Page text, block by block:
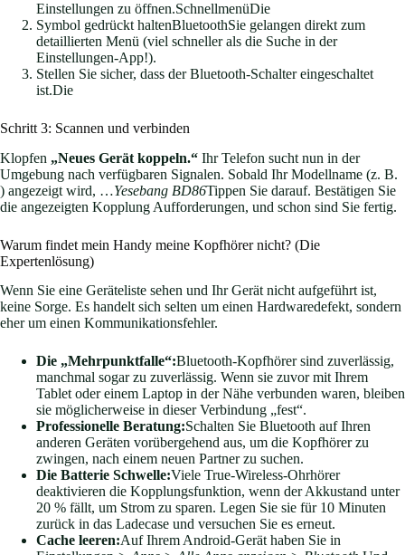
Einstellungen zu öffnen.SchnellmenüDie
Symbol gedrückt haltenBluetoothSie gelangen direkt zum
detaillierten Menü (viel schneller als die Suche in der
Einstellungen-App!).
Stellen Sie sicher, dass der Bluetooth-Schalter eingeschaltet
ist.Die
Schritt 3: Scannen und verbinden
Klopfen „Neues Gerät koppeln.“ Ihr Telefon sucht nun in der
Umgebung nach verfügbaren Signalen. Sobald Ihr Modellname (z. B.
) angezeigt wird, …Yesebang BD86Tippen Sie darauf. Bestätigen Sie
die angezeigten Kopplung Aufforderungen, und schon sind Sie fertig.
Warum findet mein Handy meine Kopfhörer nicht? (Die
Expertenlösung)
Wenn Sie eine Geräteliste sehen und Ihr Gerät nicht aufgeführt ist,
keine Sorge. Es handelt sich selten um einen Hardwaredefekt, sondern
eher um einen Kommunikationsfehler.
Die „Mehrpunktfalle“:Bluetooth-Kopfhörer sind zuverlässig,
manchmal sogar zu zuverlässig. Wenn sie zuvor mit Ihrem
Tablet oder einem Laptop in der Nähe verbunden waren, bleiben
sie möglicherweise in dieser Verbindung „fest“.
Professionelle Beratung:Schalten Sie Bluetooth auf Ihren
anderen Geräten vorübergehend aus, um die Kopfhörer zu
zwingen, nach einem neuen Partner zu suchen.
Die Batterie Schwelle:Viele True-Wireless-Ohrhörer
deaktivieren die Kopplungsfunktion, wenn der Akkustand unter
20 % fällt, um Strom zu sparen. Legen Sie sie für 10 Minuten
zurück in das Ladecase und versuchen Sie es erneut.
Cache leeren:Auf Ihrem Android-Gerät haben Sie in